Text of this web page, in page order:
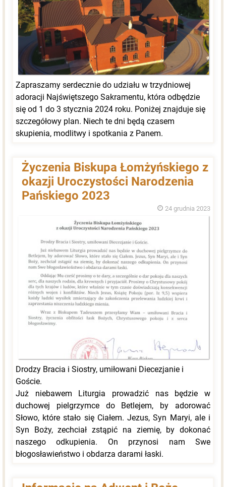
Zapraszamy serdecznie do udziału w trzydniowej
adoracji Najświętszego Sakramentu, która odbędzie
się od 1 do 3 stycznia 2024 roku. Poniżej znajduje się
szczegółowy plan. Niech te dni będą czasem
skupienia, modlitwy i spotkania z Panem.
Życzenia Biskupa Łomżyńskiego z
okazji Uroczystości Narodzenia
Pańskiego 2023
24 grudnia 2023
Drodzy Bracia i Siostry, umiłowani Diecezjanie i
Goście.
Już niebawem Liturgia prowadzić nas będzie w
duchowej pielgrzymce do Betlejem, by adorować
Słowo, które stało się Ciałem. Jezus, Syn Maryi, ale i
Syn Boży, zechciał zstąpić na ziemię, by dokonać
naszego odkupienia. On przynosi nam Swe
błogosławieństwo i obdarza darami łaski.